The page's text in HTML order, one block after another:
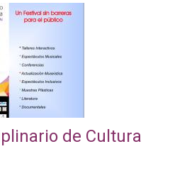
de Cultura